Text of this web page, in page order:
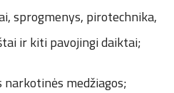
sprogmenys, pirotechnika,
ir kiti pavojingi daiktai;
medžiagos;